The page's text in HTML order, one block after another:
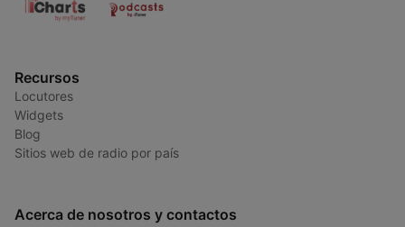
Recursos
Locutores
Widgets
Blog
Sitios web de radio por país
Acerca de nosotros y contactos